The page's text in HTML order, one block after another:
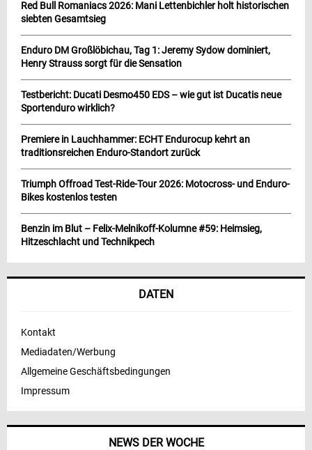
NEWS DER WOCHE
Red Bull Romaniacs 2026: Mani Lettenbichler holt historischen
siebten Gesamtsieg
Enduro DM Großlöbichau, Tag 1: Jeremy Sydow dominiert,
Henry Strauss sorgt für die Sensation
Testbericht: Ducati Desmo450 EDS – wie gut ist Ducatis neue
Sportenduro wirklich?
Premiere in Lauchhammer: ECHT Endurocup kehrt an
traditionsreichen Enduro-Standort zurück
Triumph Offroad Test-Ride-Tour 2026: Motocross- und Enduro-
Bikes kostenlos testen
Benzin im Blut – Felix-Melnikoff-Kolumne #59: Heimsieg,
Hitzeschlacht und Technikpech
DATEN
Kontakt
Mediadaten/Werbung
Allgemeine Geschäftsbedingungen
Impressum